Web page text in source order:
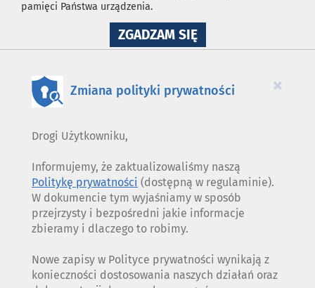
pamięci Państwa urządzenia.
ZGADZAM SIĘNA
WYKORZYSTANIE
×
Zmiana polityki prywatności
Drogi Użytkowniku,
Informujemy, że zaktualizowaliśmy naszą
Politykę prywatności (dostępną w regulaminie).
W dokumencie tym wyjaśniamy w sposób
przejrzysty i bezpośredni jakie informacje
zbieramy i dlaczego to robimy.
Nowe zapisy w Polityce prywatności wynikają z
konieczności dostosowania naszych działań oraz